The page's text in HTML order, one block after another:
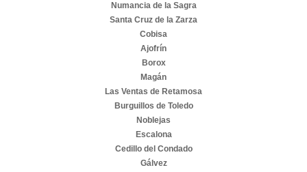
Numancia de la Sagra
Santa Cruz de la Zarza
Cobisa
Ajofrín
Borox
Magán
Las Ventas de Retamosa
Burguillos de Toledo
Noblejas
Escalona
Cedillo del Condado
Gálvez